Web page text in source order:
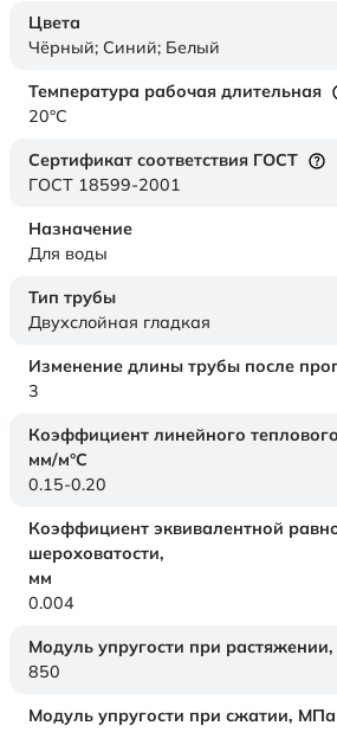
Цвета
Чёрный; Синий; Белый
Температура рабочая длительная
20°C
Сертификат соответствия ГОСТ
ГОСТ 18599-2001
Назначение
Для воды
Тип трубы
Двухслойная гладкая
Изменение длины трубы после
3
Коэффициент линейного
мм/м°С
0.15-0.20
Коэффициент эквивалентной
шероховатости,
мм
0.004
Модуль упругости при растяжении,
850
Модуль упругости при сжатии, МПа